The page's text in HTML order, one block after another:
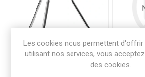
Les cookies nous permettent d'offrir
utilisant nos services, vous
des cookies.